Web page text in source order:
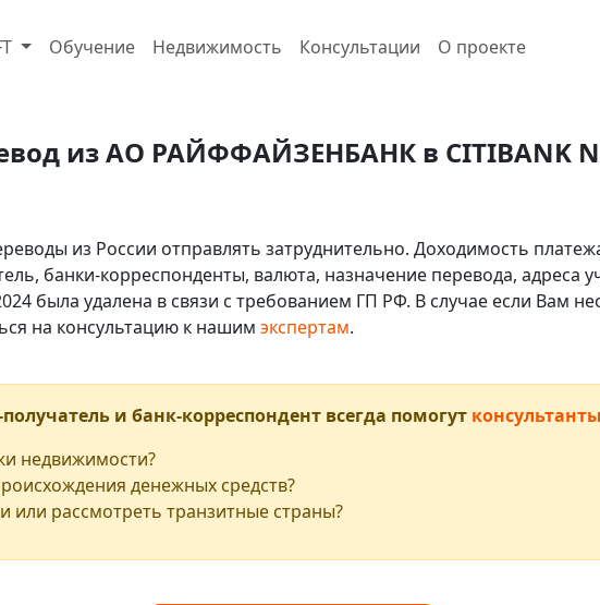
Обучение Недвижимость Консультации О проекте
из АО РАЙФФАЙЗЕНБАНК в CITIBANK
из России отправлять затруднительно. Доходимость
банки-корреспонденты, валюта, назначение перевода, адреса
была удалена в связи с требованием ГП РФ. В случае если Вам
на консультацию к нашим экспертам.
и банк-корреспондент всегда помогут
недвижимости?
денежных средств?
или рассмотреть транзитные страны?